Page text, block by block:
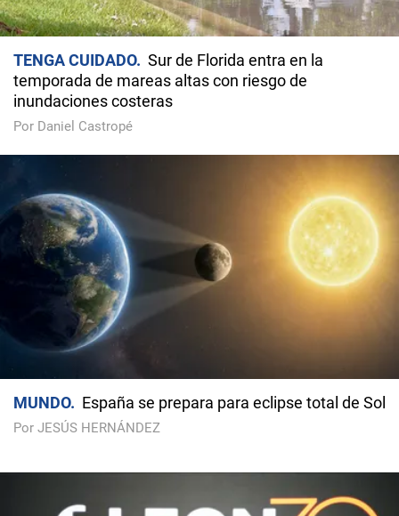
TENGA CUIDADO
Sur de Florida entra en la
temporada de mareas altas con riesgo de
inundaciones costeras
Por Daniel Castropé
MUNDO España se prepara para eclipse total de Sol
Por JESÚS HERNÁNDEZ